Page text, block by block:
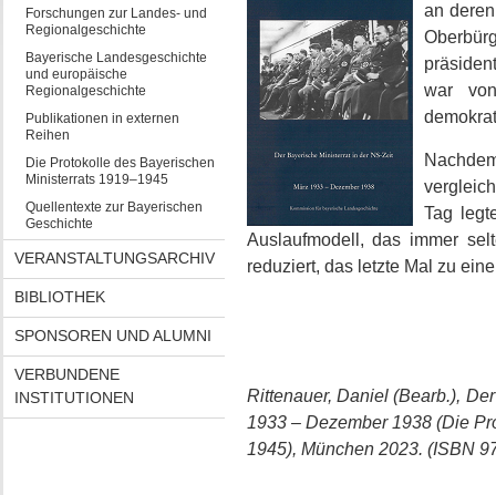
Forschungen zur Landes- und
Regionalgeschichte
Bayerische Landesgeschichte
und europäische
Regionalgeschichte
Publikationen in externen
Reihen
Die Protokolle des Bayerischen
Ministerrats 1919–1945
Quellentexte zur Bayerischen
Geschichte
VERANSTALTUNGSARCHIV
BIBLIOTHEK
SPONSOREN UND ALUMNI
VERBUNDENE
INSTITUTIONEN
an
war
Tag
Auslaufmodell, das immer
reduziert, das letzte Mal zu
Rittenauer, Daniel (Bearb.),
1933 – Dezember 1938 (Die
1945), München 2023. (ISBN